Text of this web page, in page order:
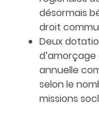
désormais
droit
Deux
annuelle
selon le
missions